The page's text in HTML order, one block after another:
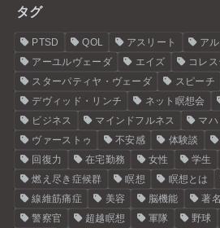
タグ
PTSD QOL アスリート
ア
アーユルヴェーダ
エイズ
コレ
スターパティヤ・ヴェーダ
スピーチ
デヴィッド・リンチ
ネット瞑想会
ビジネス
マインドフルネス マ
ヴァーストゥ
不安感 体験談
回復力
在宅勤務 女性 学生
燃え尽き症候群
瞑想 瞑想とは
線維筋痛症
美容 脳機能 著
警察官
超越瞑想 軍隊 野球